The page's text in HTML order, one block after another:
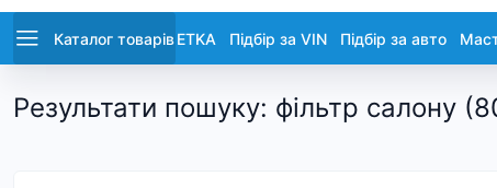
Каталог товарівETKA Підбір за VIN Підбір за авто
Результати пошуку: фільтр салону